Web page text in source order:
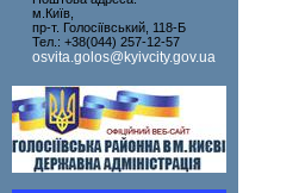
м.Київ,
пр-т. Голосіївський, 118-Б
Тел.: +38(044) 257-12-57
osvita.golos@kyivcity.gov.ua